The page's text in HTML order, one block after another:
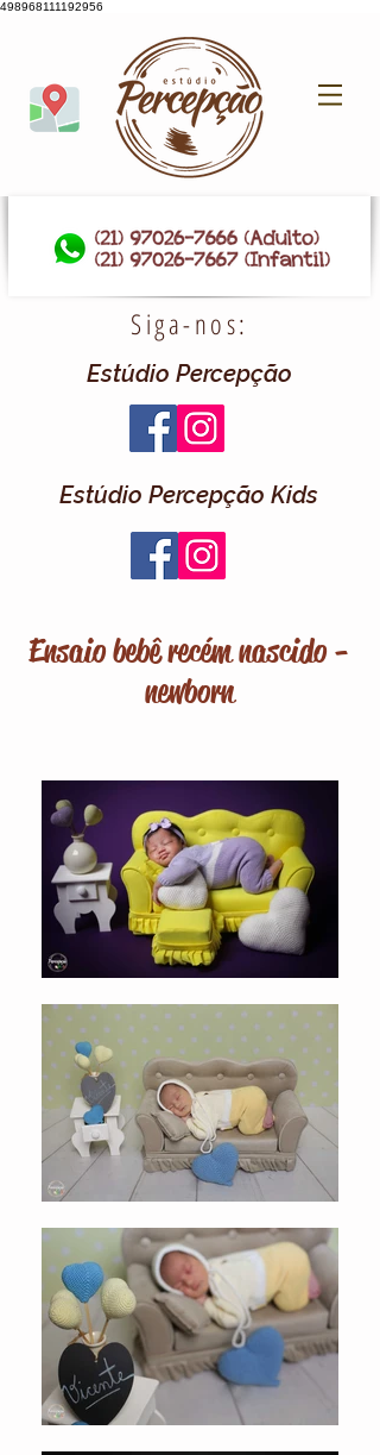
498968111192956
Siga-nos:
Estúdio Percepção
Estúdio Percepção Kids
Ensaio bebê recém nascido -
newborn